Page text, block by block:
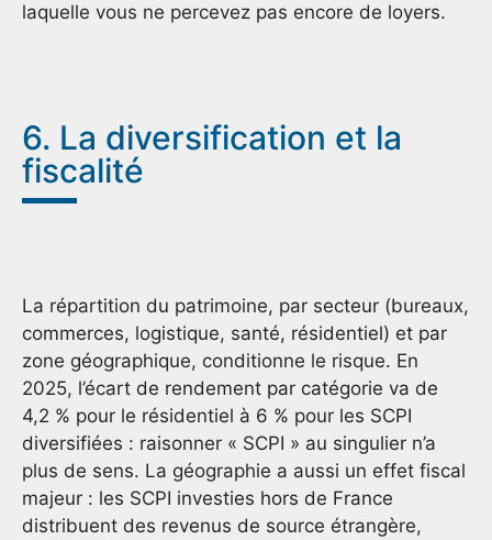
laquelle vous ne percevez pas encore de loyers.
6. La diversification et la
fiscalité
La répartition du patrimoine, par secteur (bureaux,
commerces, logistique, santé, résidentiel) et par
zone géographique, conditionne le risque. En
2025, l’écart de rendement par catégorie va de
4,2 % pour le résidentiel à 6 % pour les SCPI
diversifiées : raisonner « SCPI » au singulier n’a
plus de sens. La géographie a aussi un effet fiscal
majeur : les SCPI investies hors de France
distribuent des revenus de source étrangère,